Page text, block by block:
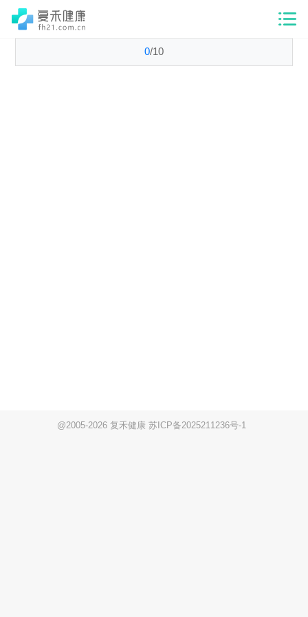
0/10
@2005-2026 复禾健康苏ICP备2025211236号-1